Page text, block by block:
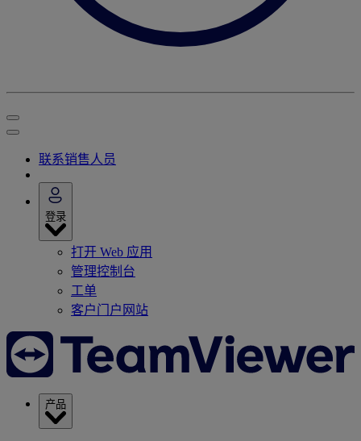
联系销售人员
登录
打开 Web 应用
管理控制台
工单
客户门户网站
产品